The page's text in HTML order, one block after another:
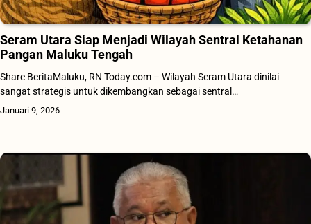
Seram Utara Siap Menjadi Wilayah Sentral Ketahanan
Pangan Maluku Tengah
Share BeritaMaluku, RN Today.com – Wilayah Seram Utara dinilai
sangat strategis untuk dikembangkan sebagai sentral…
Januari 9, 2026